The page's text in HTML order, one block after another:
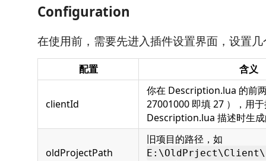
Configuration
在使用前，需要先进入插件设置界面，设置
配置 含义
clientId
你在 Description.lua 的前
27001000 即填 27 ），用
Description.lua 描述时生
oldProjectPath
旧项目的路径，如